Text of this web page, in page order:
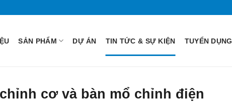
SẢN PHẨM DỰ ÁN TIN TỨC & SỰ KIỆN TUYỂN DỤNG
cơ và bàn mổ chỉnh điện